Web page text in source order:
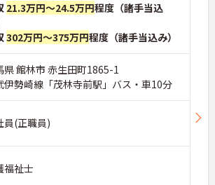
21.3万円～24.5万円程度（諸手当込
302万円～375万円程度（諸手当込み）
県 館林市 赤生田町1865-1
伊勢崎線「茂林寺前駅」バス・車10分
員(正職員)
福祉士